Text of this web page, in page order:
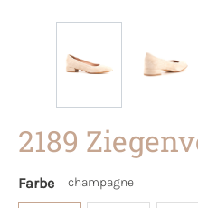
2189
Farbe champagne